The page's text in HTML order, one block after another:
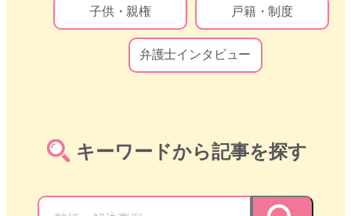
子供・親権 戸籍・制度
弁護士インタビュー
キーワードから記事を探す